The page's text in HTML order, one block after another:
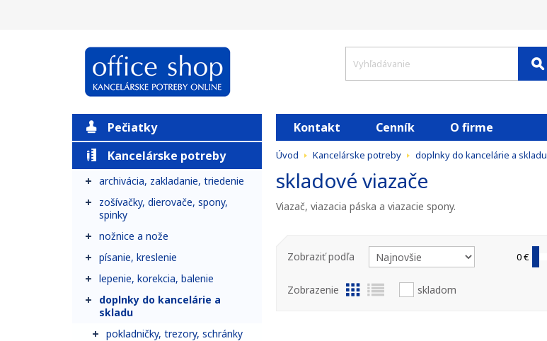
Pečiatky
Kancelárske potreby
archivácia, zakladanie, triedenie
zošívačky, dierovače, spony,
spinky
nožnice a nože
písanie, kreslenie
lepenie, korekcia, balenie
doplnky do kancelárie a
skladu
pokladničky, trezory, schránky
Kontakt Cenník O firme
Úvod Kancelárske potreby doplnky do kancelárie a skladu
skladové viazače
Viazač, viazacia páska a viazacie spony.
0 €
Zobrazenie skladom
Zobraziť podľa